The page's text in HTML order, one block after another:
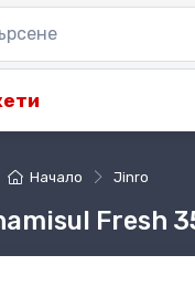
Начало Jinro
Fresh